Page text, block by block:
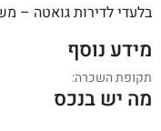
בלעדי לדירות גואטה –
מידע נוסף
תקופת השכרה:
מה יש בנכס